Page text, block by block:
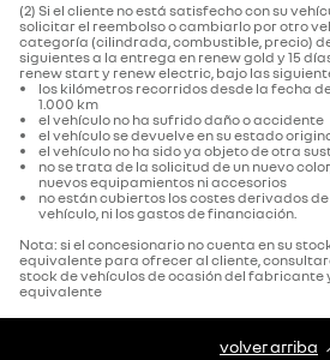
(2) Si el cliente no está satisfecho con su
solicitar el reembolso o cambiarlo por otro
categoría (cilindrada, combustible, precio)
siguientes a la entrega en renew gold y 15
renew start y renew electric, bajo las
los kilómetros recorridos desde la fecha
1.000 km
el vehículo no ha sufrido daño o accidente
el vehículo se devuelve en su estado
el vehículo no ha sido ya objeto de otra
no se trata de la solicitud de un nuevo
nuevos equipamientos ni accesorios
no están cubiertos los costes derivados
vehículo, ni los gastos de financiación.
Nota: si el concesionario no cuenta en su
equivalente para ofrecer al cliente,
stock de vehículos de ocasión del fabricante
equivalente
volver arriba